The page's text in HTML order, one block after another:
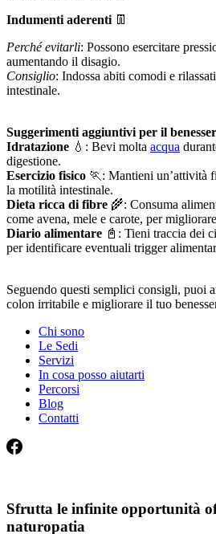
Indumenti aderenti 👖
Perché evitarli: Possono esercitare
aumentando il disagio.
Consiglio: Indossa abiti comodi e
intestinale.
Suggerimenti aggiuntivi per il
Idratazione 💧: Bevi molta acqua
digestione.
Esercizio fisico 🏃: Mantieni un’attività
la motilità intestinale.
Dieta ricca di fibre 🌾: Consuma
come avena, mele e carote, per
Diario alimentare 📓: Tieni traccia dei
per identificare eventuali trigger
Seguendo questi semplici consigli, puoi
colon irritabile e migliorare il tuo
Chi sono
Le Sedi
Servizi
In cosa posso aiutarti
Percorsi
Blog
Contatti
Sfrutta le infinite opportunità
naturopatia